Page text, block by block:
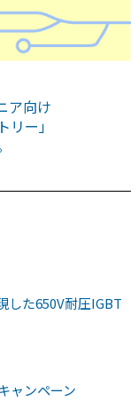
ア向け
ー」
した650V耐圧IGBT
ャンペーン